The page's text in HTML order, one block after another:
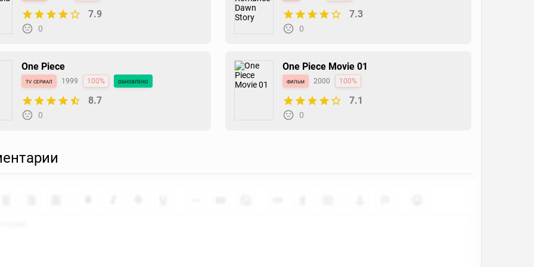
7.9
0
7.3
0
One Piece
tv сериал 1999 100% обновлено
8.7
0
One Piece Movie 01
фильм 2000 100%
7.1
0